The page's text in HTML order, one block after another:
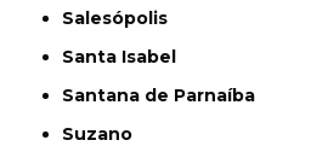
Salesópolis
Santa Isabel
Santana de Parnaíba
Suzano